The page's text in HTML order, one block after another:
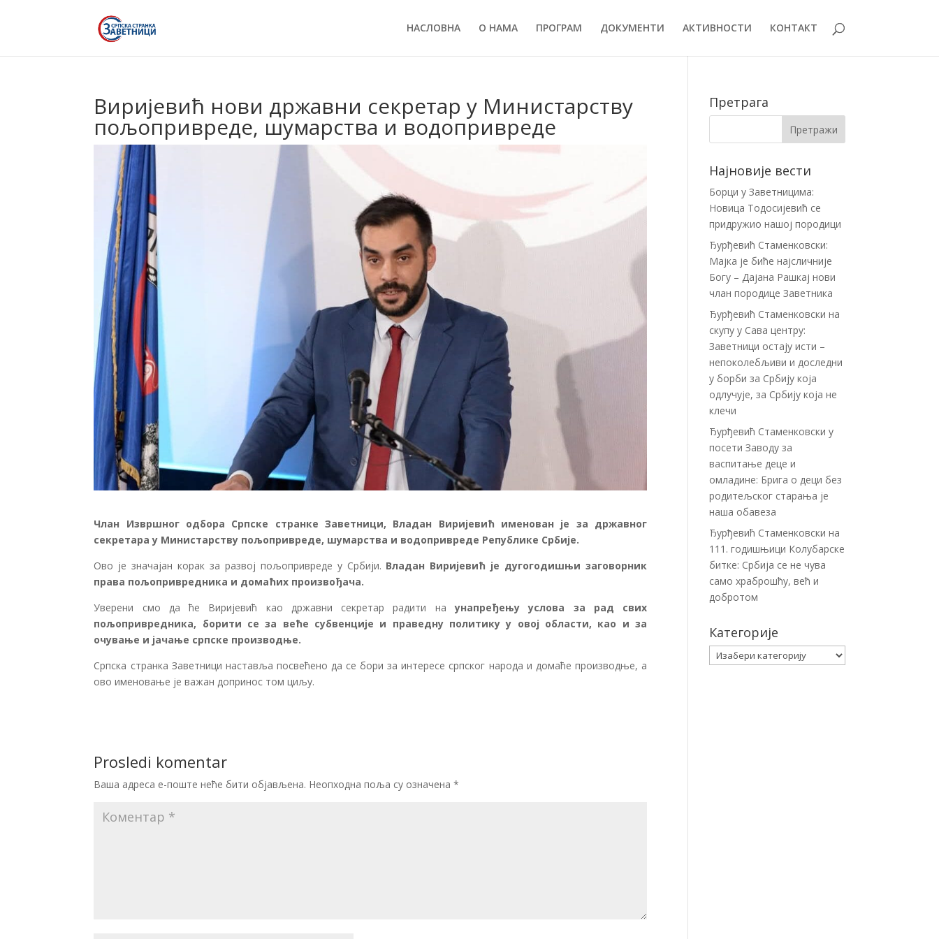
НАСЛОВНА О НАМА ПРОГРАМ ДОКУМЕНТИ АКТИВНОСТИ КОНТАКТ
Виријевић нови државни секретар у Министарству
пољопривреде, шумарства и водопривреде
Члан Извршног одбора Српске странке Заветници, Владан Виријевић именован је за државног
секретара у Министарству пољопривреде, шумарства и водопривреде Републике Србије.
Ово је значајан корак за развој пољопривреде у Србији. Владан Виријевић је дугогодишњи заговорник
права пољопривредника и домаћих произвођача.
Уверени смо да ће Виријевић као државни секретар радити наунапређењу услова за рад свих
пољопривредника, борити се за веће субвенције и праведну политику у овој области, као и за
очување и јачање српске производње.
Српска странка Заветници наставља посвећено да се бори за интересе српског народа и домаће производње, а
ово именовање је важан допринос том циљу.
Prosledi komentar
Ваша адреса е-поште неће бити објављена. Неопходна поља су означена*
Претрага
Најновије вести
Борци у Заветницима:
Новица Тодосијевић се
придружио нашој породици
Ђурђевић Стаменковски:
Мајка је биће најсличније
Богу – Дајана Рашкај нови
члан породице Заветника
Ђурђевић Стаменковски на
скупу у Сава центру:
Заветници остају исти –
непоколебљиви и доследни
у борби за Србију која
одлучује, за Србију која не
клечи
Ђурђевић Стаменковски у
посети Заводу за
васпитање деце и
омладине: Брига о деци без
родитељског старања је
наша обавеза
Ђурђевић Стаменковски на
111. годишњици Колубарске
битке: Србија се не чува
само храброшћу, већ и
добротом
Категорије
Категорије